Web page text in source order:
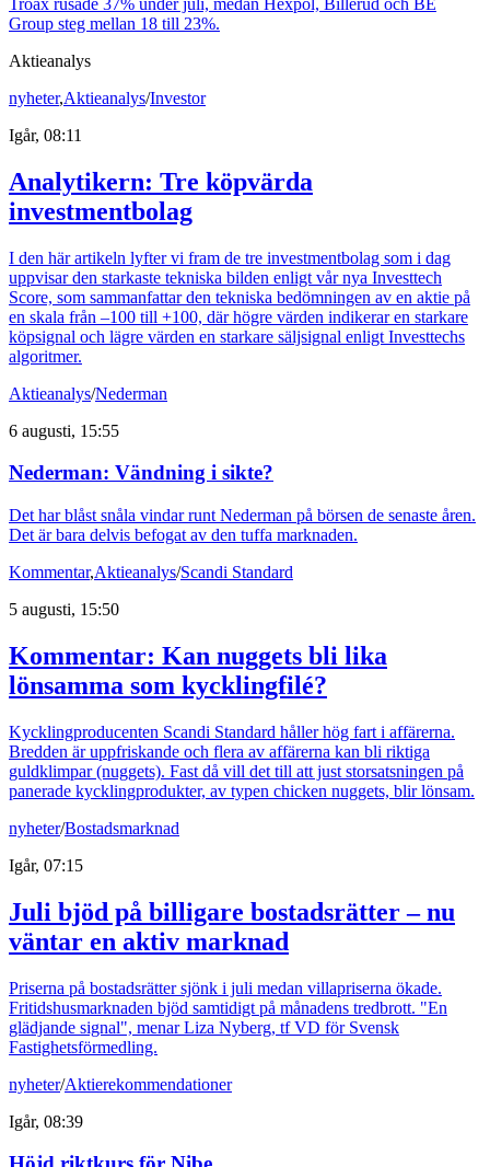
Group steg mellan 18 till 23%.
Aktieanalys
nyheter,Aktieanalys/Investor
Igår, 08:11
Analytikern: Tre köpvärda
investmentbolag
I den här artikeln lyfter vi fram de tre investmentbolag som i dag
uppvisar den starkaste tekniska bilden enligt vår nya Investtech
Score, som sammanfattar den tekniska bedömningen av en aktie på
en skala från –100 till +100, där högre värden indikerar en starkare
köpsignal och lägre värden en starkare säljsignal enligt Investtechs
algoritmer.
Aktieanalys/Nederman
6 augusti, 15:55
Nederman: Vändning i sikte?
Det har blåst snåla vindar runt Nederman på börsen de senaste åren.
Det är bara delvis befogat av den tuffa marknaden.
Kommentar,Aktieanalys/Scandi Standard
5 augusti, 15:50
Kommentar: Kan nuggets bli lika
lönsamma som kycklingfilé?
Kycklingproducenten Scandi Standard håller hög fart i affärerna.
Bredden är uppfriskande och flera av affärerna kan bli riktiga
guldklimpar (nuggets). Fast då vill det till att just storsatsningen på
panerade kycklingprodukter, av typen chicken nuggets, blir lönsam.
nyheter/Bostadsmarknad
Igår, 07:15
Juli bjöd på billigare bostadsrätter – nu
väntar en aktiv marknad
Priserna på bostadsrätter sjönk i juli medan villapriserna ökade.
Fritidshusmarknaden bjöd samtidigt på månadens tredbrott. "En
glädjande signal", menar Liza Nyberg, tf VD för Svensk
Fastighetsförmedling.
nyheter/Aktierekommendationer
Igår, 08:39